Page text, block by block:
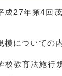
27年第4回
模についての
校教育法施行